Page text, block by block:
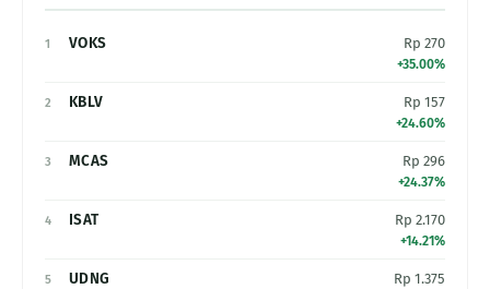
1 VOKS Rp 270
+35.00%
2 KBLV Rp 157
+24.60%
3 MCAS Rp 296
+24.37%
4 ISAT Rp 2.170
+14.21%
5 UDNG Rp 1.375